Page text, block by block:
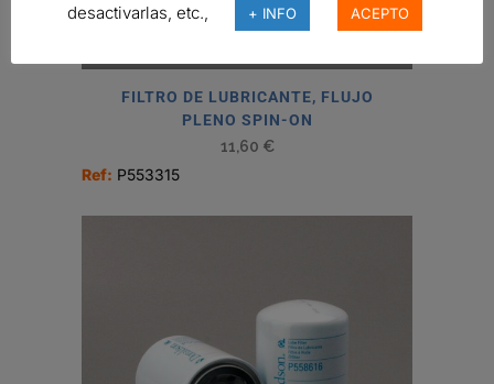
FILTRO DE LUBRICANTE, FLUJO
PLENO SPIN-ON
11,60 €
Ref: P553315
desactivarlas, etc.,
+ INFO ACEPTO